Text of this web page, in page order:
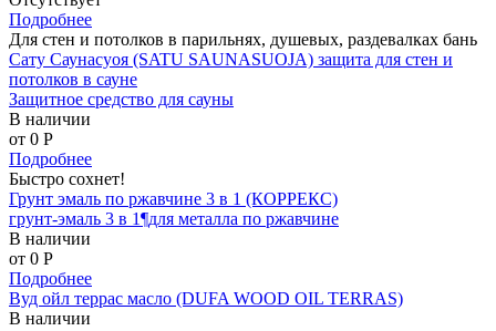
Подробнее
Для стен и потолков в парильнях, душевых, раздевалках бань
Сату Саунасуоя (SATU SAUNASUOJA) защита для стен и
потолков в сауне
Защитное средство для сауны
В наличии
от 0 P
Подробнее
Быстро сохнет!
Грунт эмаль по ржавчине 3 в 1 (КОРРЕКС)
грунт-эмаль 3 в 1¶для металла по ржавчине
В наличии
от 0 P
Подробнее
Вуд ойл террас масло (DUFA WOOD OIL TERRAS)
В наличии